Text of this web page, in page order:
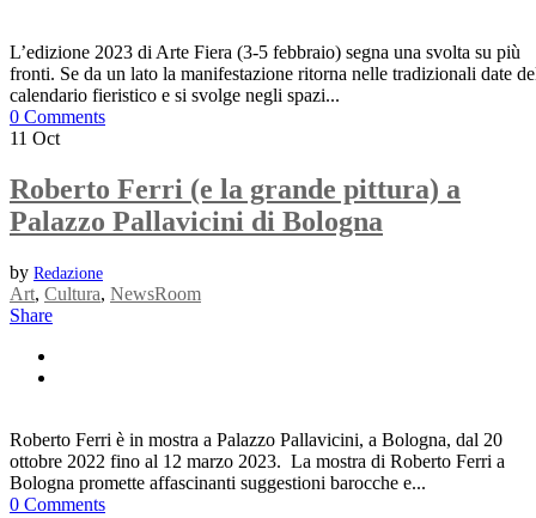
L’edizione 2023 di Arte Fiera (3-5 febbraio) segna una svolta su più
fronti. Se da un lato la manifestazione ritorna nelle tradizionali date
calendario fieristico e si svolge negli spazi...
0 Comments
11 Oct
Roberto Ferri (e la grande pittura) a
Palazzo Pallavicini di Bologna
by Redazione
Art, Cultura, NewsRoom
Share
Roberto Ferri è in mostra a Palazzo Pallavicini, a Bologna, dal 20
ottobre 2022 fino al 12 marzo 2023. La mostra di Roberto Ferri a
Bologna promette affascinanti suggestioni barocche e...
0 Comments